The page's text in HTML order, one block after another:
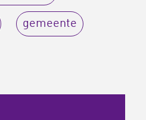
gemeente